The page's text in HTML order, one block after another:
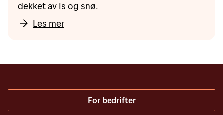
dekket av is og snø.
Les mer
For bedrifter